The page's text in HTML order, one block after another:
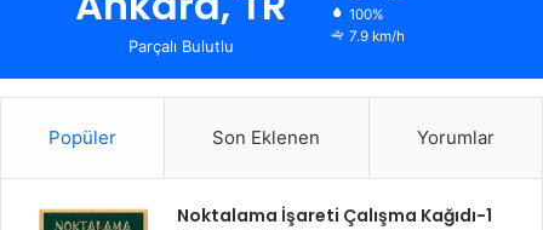
Parçalı Bulutlu
100%
7.9 km/h
Popüler Son Eklenen Yorumlar
Noktalama İşareti Çalışma Kağıdı-1